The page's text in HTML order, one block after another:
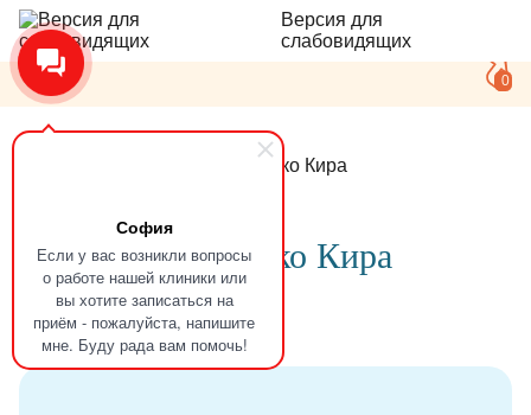
София
Если у вас возникли вопросы
о работе нашей клиники или
вы хотите записаться на
приём - пожалуйста, напишите
мне. Буду рада вам помочь!
Версия для
слабовидящих
0
Приходько Кира
ОтзывПриходько Кира
12.11.2021